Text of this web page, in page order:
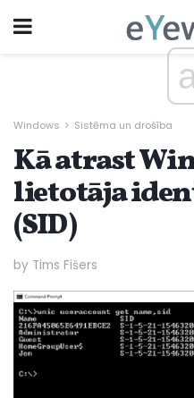
Windows Sistēma un drošība
Kā atrast
lietotāja
(SID)
by Tims Fišers